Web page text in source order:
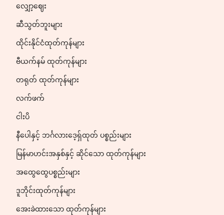
လျှော့ဈေး
ဆီသွတ်ဘူးများ
ထိုင်းနိုင်ငံထုတ်ကုန်များ
ဗီယက်နမ် ထုတ်ကုန်များ
တရုတ် ထုတ်ကုန်များ
လက်ဖက်
ငါးပိ
နီပေါနှင့် ဘင်္ဂလားဒေ့ရှ်ထုတ် ပစ္စည်းများ
မြန်မာဟင်းအနှစ်နှင့် ဆိုင်သော ထုတ်ကုန်များ
အထွေထွေပစ္စည်းများ
ဒူဘိုင်းထုတ်ကုန်များ
အေးခဲထားသော ထုတ်ကုန်များ